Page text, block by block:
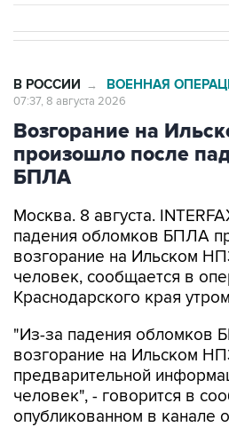
В РОССИИ → ВОЕННАЯ
07:37, 8 августа 2026
Возгорание на
произошло после
БПЛА
Москва. 8 августа.
падения обломков БПЛА
возгорание на Ильском
человек, сообщается в
Краснодарского края
"Из-за падения обломков
возгорание на Ильском
предварительной
человек", - говорится в
опубликованном в канале